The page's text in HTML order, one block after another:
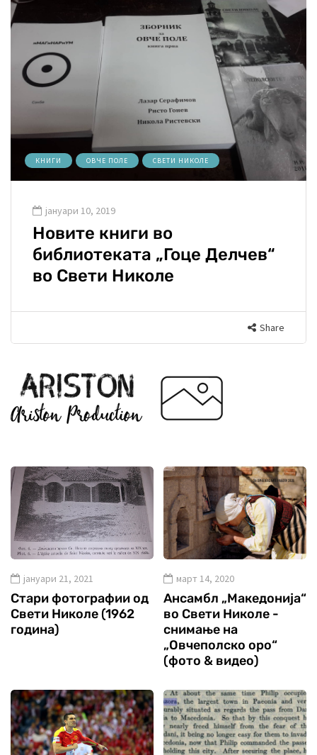
КНИГИ ОВЧЕ ПОЛЕ СВЕТИ НИКОЛЕ
јануари 10, 2019
Новите книги во
библиотеката „Гоце Делчев“
во Свети Николе
Share
јануари 21, 2021
Стари фотографии од
Свети Николе (1962
година)
март 14, 2020
Ансамбл „Македонија“
во Свети Николе -
снимање на
„Овчеполско оро“
(фото & видео)